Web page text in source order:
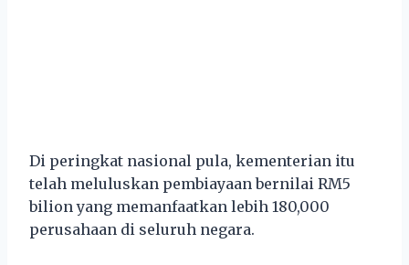
Di peringkat nasional pula, kementerian itu
telah meluluskan pembiayaan bernilai RM5
bilion yang memanfaatkan lebih 180,000
perusahaan di seluruh negara.